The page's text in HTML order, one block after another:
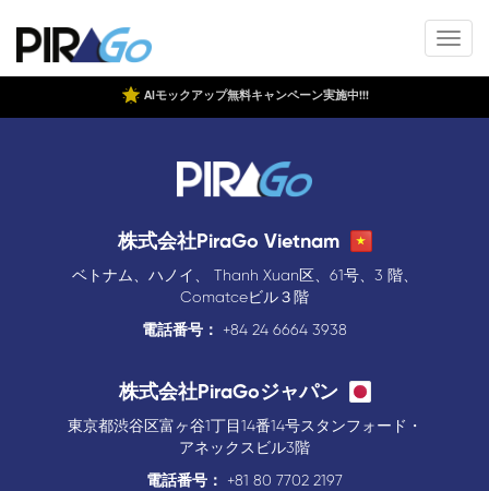
AIモックアップ無料キャンペーン実施中!!!
株式会社PiraGo Vietnam
ベトナム、ハノイ、 Thanh Xuan区、61号、3 階、
Comatceビル３階
電話番号：
+84 24 6664 3938
株式会社PiraGoジャパン
東京都渋谷区富ヶ谷1丁目14番14号スタンフォード・
アネックスビル3階
電話番号：
+81 80 7702 2197